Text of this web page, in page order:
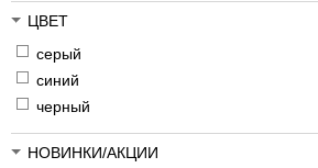
ЦВЕТ
серый
синий
черный
НОВИНКИ/АКЦИИ